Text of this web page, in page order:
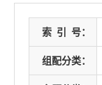
索 引 号：
组配分类：